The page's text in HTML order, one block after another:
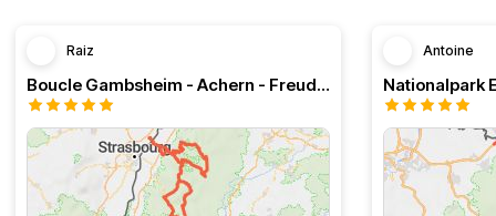
Raiz
Boucle Gambsheim - Achern - Freudenstadt - Triberg
Antoine